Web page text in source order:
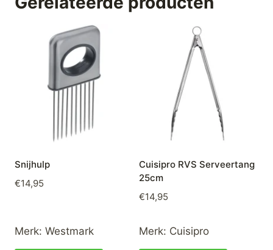
Snijhulp
€14,95
Merk: Westmark
Cuisipro RVS Serveertang
25cm
€14,95
Merk: Cuisipro